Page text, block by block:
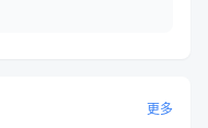
更多